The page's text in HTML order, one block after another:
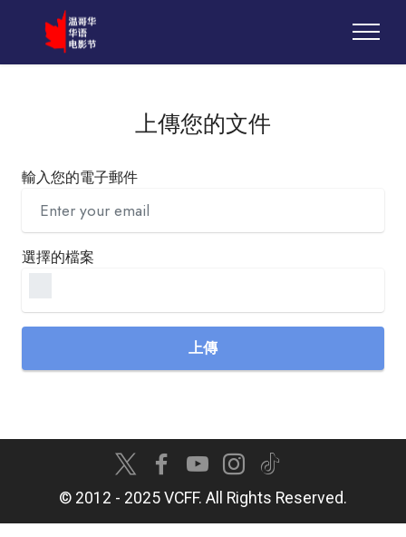
上傳您的文件
輸入您的電子郵件
選擇的檔案
上傳
© 2012 - 2025 VCFF. All Rights Reserved.